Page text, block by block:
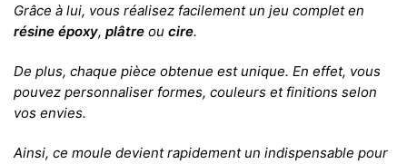
Grâce à lui, vous réalisez facilement un jeu complet en
résine époxy, plâtre ou cire.
De plus, chaque pièce obtenue est unique. En effet, vous
pouvez personnaliser formes, couleurs et finitions selon
vos envies.
Ainsi, ce moule devient rapidement un indispensable pour